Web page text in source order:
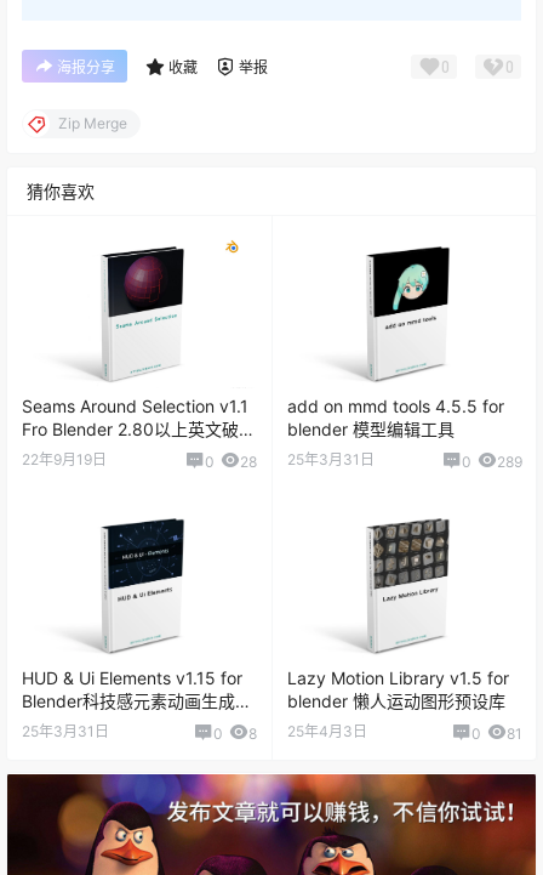
海报分享 收藏 举报 0 0
Zip Merge
猜你喜欢
Seams Around Selection v1.1
Fro Blender 2.80以上英文破解
版
22年9月19日 0 28
add on mmd tools 4.5.5 for
blender 模型编辑工具
25年3月31日 0 289
HUD & Ui Elements v1.15 for
Blender科技感元素动画生成插
件
25年3月31日 0 8
Lazy Motion Library v1.5 for
blender 懒人运动图形预设库
25年4月3日 0 81